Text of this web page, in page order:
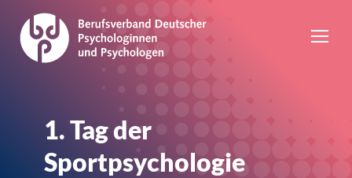
1. Tag der
Sportpsychologie